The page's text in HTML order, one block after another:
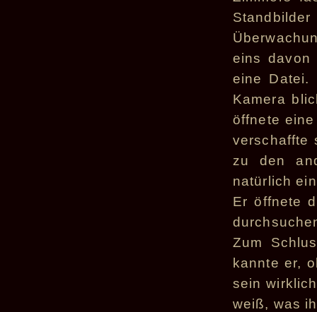
eins
eine Datei.
Kamera
öffnete
verschaffte
zu den
natürlich
Er öffnete
Zum
kannte er,
sein
weiß, was